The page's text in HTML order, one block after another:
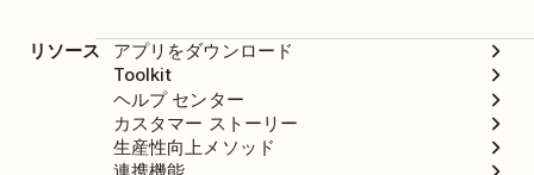
リソース
アプリをダウンロード
Toolkit
ヘルプ センター
カスタマー ストーリー
生産性向上メソッド